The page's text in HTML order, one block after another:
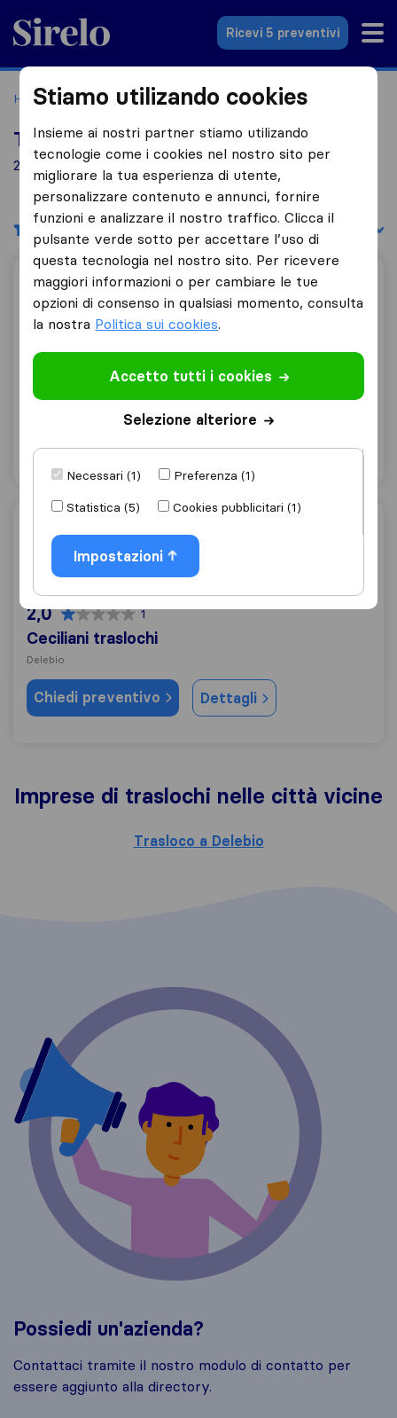
Sirelo.it
Ricevi 5 preventivi
Home Le 10 migliori aziende di traslochi in Italia
Top 10 traslocatori a Dubino
2 aziende di traslochi trovate a Dubino
Filtri Filtra per:
Ambrosini Traslochi
10,0 14
Ambrosini Traslochi
Dubino
2,0 1
Ceciliani traslochi
Delebio
Chiedi preventivo Dettagli
Imprese di traslochi nelle città vicine
Trasloco a Delebio
Possiedi un'azienda?
Contattaci tramite il nostro modulo di contatto per
essere aggiunto alla directory.
Stiamo utilizando cookies
Insieme ai nostri partner stiamo utilizando
tecnologie come i cookies nel nostro sito per
migliorare la tua esperienza di utente,
personalizzare contenuto e annunci, fornire
funzioni e analizzare il nostro traffico. Clicca il
pulsante verde sotto per accettare l’uso di
questa tecnologia nel nostro sito. Per ricevere
maggiori informazioni o per cambiare le tue
opzioni di consenso in qualsiasi momento, consulta
la nostra Politica sui cookies.
Accetto tutti i cookies
Selezione alteriore
Necessari (1)
Preferenza (1)
Statistica (5)
Cookies pubblicitari (1)
Impostazioni